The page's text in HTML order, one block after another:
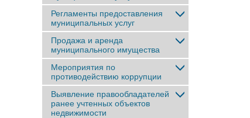
Регламенты предоставления
муниципальных услуг
Продажа и аренда
муниципального имущества
Мероприятия по
противодействию коррупции
Выявление правообладателей
ранее учтенныx объектов
недвижимости